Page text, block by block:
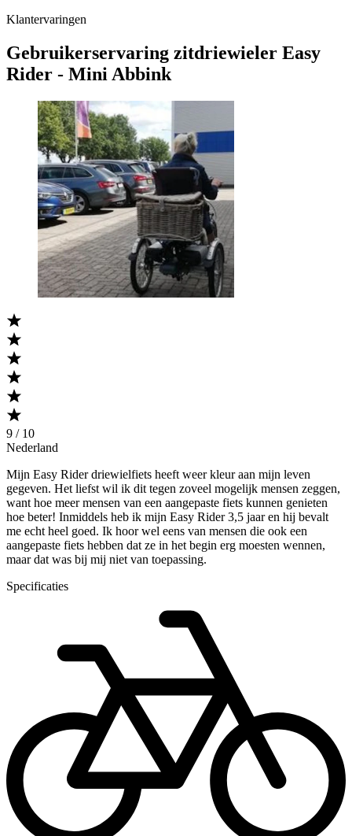
Klantervaringen
Gebruikerservaring zitdriewieler Easy
Rider - Mini Abbink
9 / 10
Nederland
Mijn Easy Rider driewielfiets heeft weer kleur aan mijn leven
gegeven. Het liefst wil ik dit tegen zoveel mogelijk mensen zeggen,
want hoe meer mensen van een aangepaste fiets kunnen genieten
hoe beter! Inmiddels heb ik mijn Easy Rider 3,5 jaar en hij bevalt
me echt heel goed. Ik hoor wel eens van mensen die ook een
aangepaste fiets hebben dat ze in het begin erg moesten wennen,
maar dat was bij mij niet van toepassing.
Specificaties